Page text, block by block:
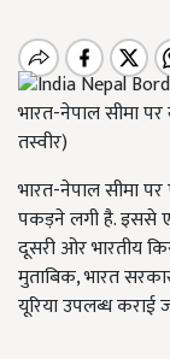
भारत-नेपाल सीमा
तस्वीर)
भारत-नेपाल सीमा
पकड़ने लगी है. इससे
दूसरी ओर भारतीय
मुताबिक, भारत
यूरिया उपलब्ध